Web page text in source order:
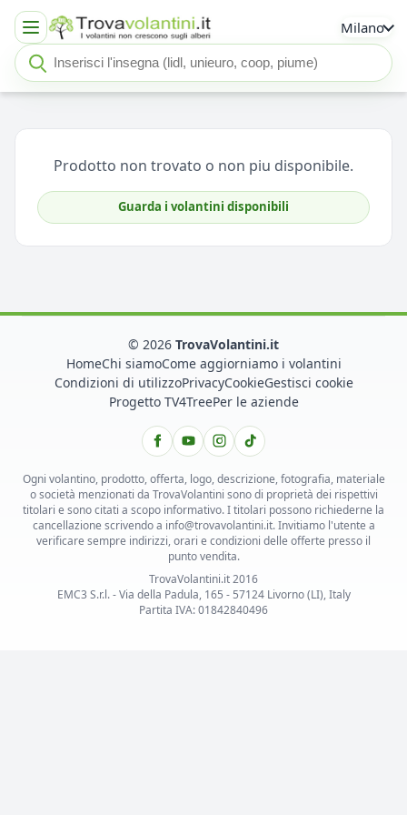
Milano
Cerca insegna o negozio
Seleziona un'insegna
Prodotto non trovato o non piu disponibile.
Guarda i volantini disponibili
© 2026 TrovaVolantini.it
HomeChi siamoCome aggiorniamo i volantini
Condizioni di utilizzoPrivacyCookieGestisci cookie
Progetto TV4TreePer le aziende
Ogni volantino, prodotto, offerta, logo, descrizione, fotografia, materiale
o società menzionati da TrovaVolantini sono di proprietà dei rispettivi
titolari e sono citati a scopo informativo. I titolari possono richiederne la
cancellazione scrivendo a info@trovavolantini.it. Invitiamo l'utente a
verificare sempre indirizzi, orari e condizioni delle offerte presso il
punto vendita.
TrovaVolantini.it 2016
EMC3 S.r.l. - Via della Padula, 165 - 57124 Livorno (LI), Italy
Partita IVA: 01842840496